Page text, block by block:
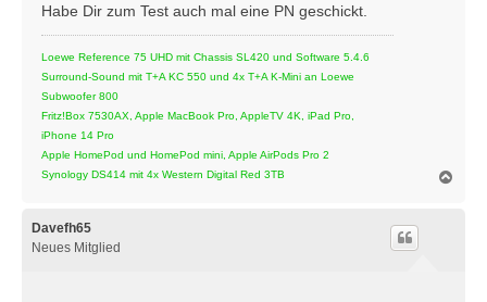
Habe Dir zum Test auch mal eine PN geschickt.
Loewe Reference 75 UHD mit Chassis SL420 und Software 5.4.6
Surround-Sound mit T+A KC 550 und 4x T+A K-Mini an Loewe
Subwoofer 800
Fritz!Box 7530AX, Apple MacBook Pro, AppleTV 4K, iPad Pro,
iPhone 14 Pro
Apple HomePod und HomePod mini, Apple AirPods Pro 2
Synology DS414 mit 4x Western Digital Red 3TB
Davefh65
Neues Mitglied